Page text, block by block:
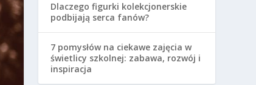
Dlaczego figurki kolekcjonerskie
podbijają serca fanów?
7 pomysłów na ciekawe zajęcia w
świetlicy szkolnej: zabawa, rozwój i
inspiracja